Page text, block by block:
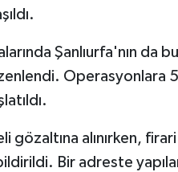
Şanlıurfa'nın da
Operasyonlara
alınırken,
Bir adreste